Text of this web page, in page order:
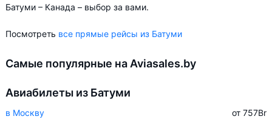
Батуми – Канада – выбор за вами.
Посмотреть все прямые рейсы из Батуми
Самые популярные на Aviasales.by
Авиабилеты из Батуми
в Москву от 757Br